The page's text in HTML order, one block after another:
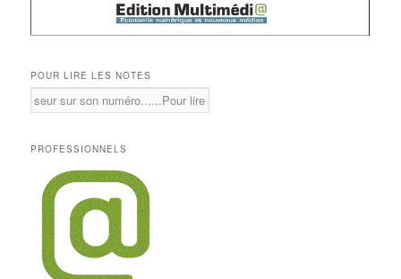
POUR LIRE LES NOTES
PROFESSIONNELS